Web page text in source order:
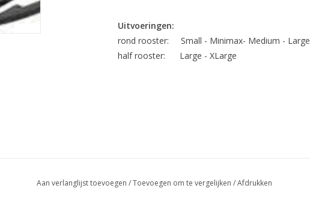
Uitvoeringen:
rond rooster: Small - Minimax- Medium - Large
half rooster: Large - XLarge
Aan verlanglijst toevoegen /Toevoegen om te vergelijken /Afdrukken